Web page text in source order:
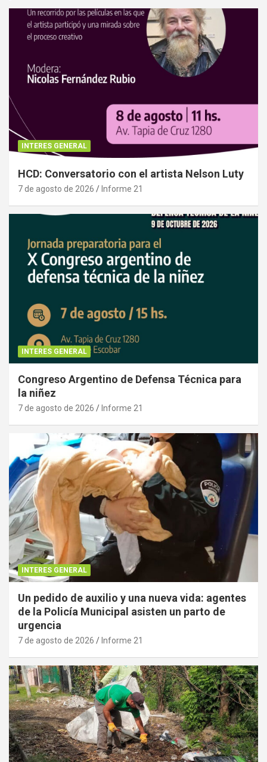
INTERES GENERAL
HCD: Conversatorio con el artista Nelson Luty
7 de agosto de 2026 Informe 21
INTERES GENERAL
Congreso Argentino de Defensa Técnica para
la niñez
7 de agosto de 2026 Informe 21
INTERES GENERAL
Un pedido de auxilio y una nueva vida: agentes
de la Policía Municipal asisten un parto de
urgencia
7 de agosto de 2026 Informe 21